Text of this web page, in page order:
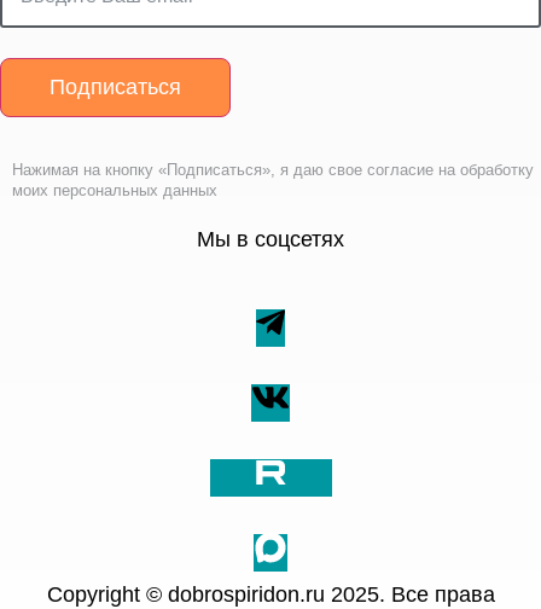
Подписаться
Нажимая на кнопку «Подписаться», я даю свое согласие на обработку
моих персональных данных
Мы в соцсетях
Copyright © dobrospiridon.ru 2025. Все права